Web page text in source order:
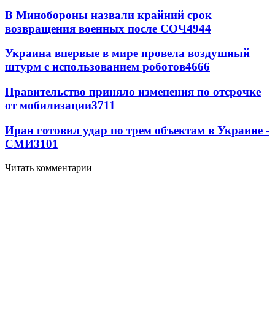
В Минобороны назвали крайний срок
возвращения военных после СОЧ4944
Украина впервые в мире провела воздушный
штурм с использованием роботов4666
Правительство приняло изменения по отсрочке
от мобилизации3711
Иран готовил удар по трем объектам в Украине -
СМИ3101
Читать комментарии